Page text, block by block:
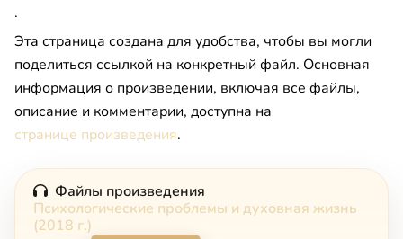
.
Эта страница создана для удобства, чтобы вы могли
поделиться ссылкой на конкретный файл. Основная
информация о произведении, включая все файлы,
описание и комментарии, доступна на
странице произведения.
Файлы произведения
Психологические проблемы и духовная жизнь
(2018 г.)